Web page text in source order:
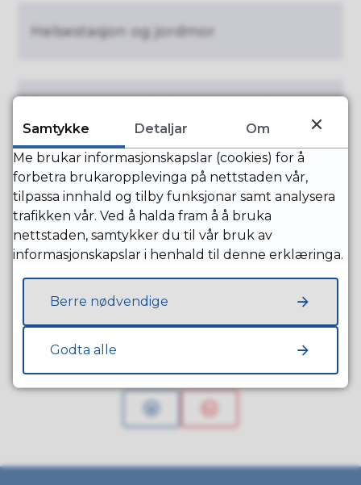
Helsestasjon og jordmor
Fonna
Fysioterapi og ergoterapi for barn
Betre tverrfagleg innsats (BTI)
Ja Nei
Samtykke Detaljar
Om
Me brukar informasjonskapslar (cookies) for å
forbetra brukaropplevinga på nettstaden vår,
tilpassa innhald og tilby funksjonar samt analysera
trafikken vår. Ved å halda fram å å bruka
nettstaden, samtykker du til vår bruk av
informasjonskapslar i henhald til denne erklæringa.
Berre nødvendige
Godta alle